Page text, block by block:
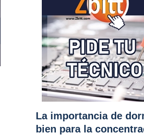
La importancia de
bien para la